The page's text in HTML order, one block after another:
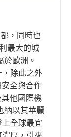
，同時也
最大的城
歐洲。
除此之外
全與合作
他國際機
納以其華麗
全球最宜